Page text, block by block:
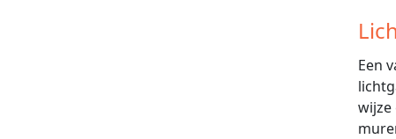
Een
wijze